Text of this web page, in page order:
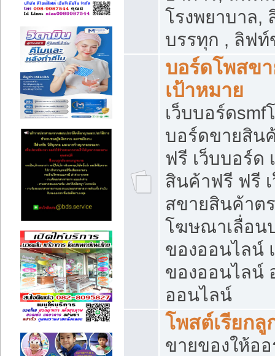
โรงพยาบาล,
บรรทุก , ลิฟท์
บอร์ดโพสข
เป้าหมาย
เว็บบอร์ดsmf
บอร์ดขายสิน
ฟรี เว็บบอร์ด
สินค้าฟรี ฟรี
สขายสินค้าต
โฆษณาเลื่อน
ของออนไลน์
ของออนไลน์
ออนไลน์
โพสต์เรียก
ขายของให้ออ